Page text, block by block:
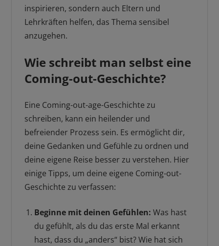
inspirieren, sondern auch Eltern und
Lehrkräften helfen, das Thema sensibel
anzugehen.
Wie schreibt man selbst eine
Coming-out-Geschichte?
Eine Coming-out-age-Geschichte zu
schreiben, kann ein heilender und
befreiender Prozess sein. Es ermöglicht dir,
deine Gedanken und Gefühle zu ordnen und
deine eigene Reise besser zu verstehen. Hier
einige Tipps, um deine eigene Coming-out-
Geschichte zu verfassen:
Beginne mit deinen Gefühlen: Was hast
du gefühlt, als du das erste Mal erkannt
hast, dass du „anders“ bist? Wie hat sich